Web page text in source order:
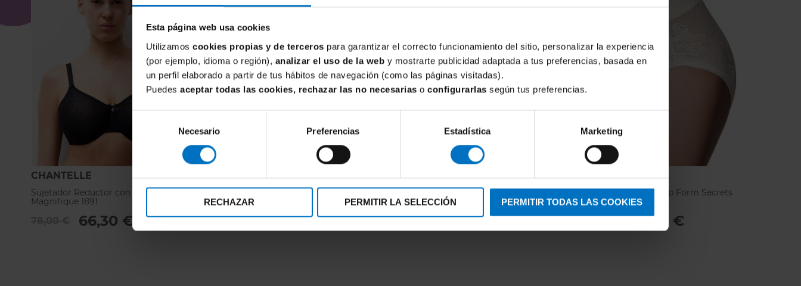
Esta página web usa cookies
Utilizamos cookies propias y de terceros para garantizar el correcto funcionamiento del sitio, personalizar la experiencia
(por ejemplo, idioma o región), analizar el uso de la web y mostrarte publicidad adaptada a tus preferencias, basada en
un perfil elaborado a partir de tus hábitos de navegación (como las páginas visitadas).
Puedes aceptar todas las cookies, rechazar las no necesarias o configurarlas según tus preferencias.
consentimiento
Necesario Preferencias Estadística Marketing
RECHAZAR PERMITIR LA SELECCIÓN PERMITIR TODAS LAS COOKIES
CHANTELLE
Sujetador Reductor con aros Chantelle
Magnifique 1891
66,30 €
SIMONE PERELE
Sujetador Reductor con aros Simone
Pérèle Andora 131382 Básicos
77,00 € 65,45 €
POMPEA
Faja panty Pompea Wellness 89620093
5,25 €
JANIRA
Braga faja Janira Slip Form Secrets
Figure 31542
20,25 €